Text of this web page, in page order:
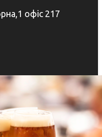
офіс 217